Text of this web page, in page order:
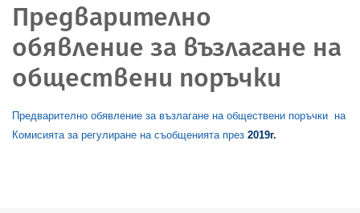
Предварително
обявление за възлагане на
обществени поръчки
Предварително обявление за възлагане на обществени поръчки на
Комисията за регулиране на съобщенията през 2019г.